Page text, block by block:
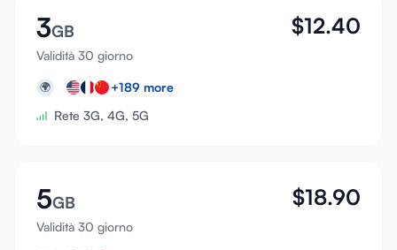
3GB
Validità 30 giorno
$12.40
🌍 +189 more
Rete 3G, 4G, 5G
5GB
Validità 30 giorno
$18.90